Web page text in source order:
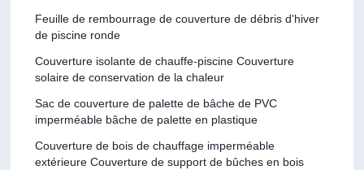
Feuille de rembourrage de couverture de débris d'hiver
de piscine ronde
Couverture isolante de chauffe-piscine Couverture
solaire de conservation de la chaleur
Sac de couverture de palette de bâche de PVC
imperméable bâche de palette en plastique
Couverture de bois de chauffage imperméable
extérieure Couverture de support de bûches en bois